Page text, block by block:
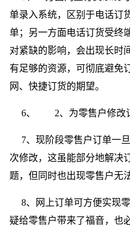
单录入系统，区别于电话订
单；另一方面电话订货受终
对紧缺的影响，会出现长时
有足够的资源，可彻底避免
网、快捷订货的期望。
6、 2、为零售户修改订
7、现阶段零售户订单一
次修改，这虽能部分地解决
题，但同时也出现零售户无
8、网上订单可方便实现
疑给零售户带来了福音，也